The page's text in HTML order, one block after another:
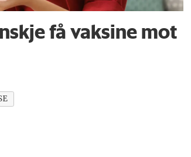
få vaksine mot